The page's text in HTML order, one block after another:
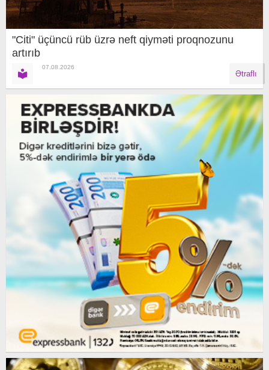
"Citi" üçüncü rüb üzrə neft qiyməti proqnozunu
artırıb
07.08.2026
Ətraflı